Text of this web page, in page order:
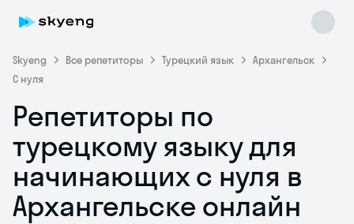
Skyeng Все репетиторы Турецкий язык
Архангельск
С нуля
Репетиторы по
турецкому языку для
начинающих с нуля в
Архангельске онлайн
Skyeng Chat